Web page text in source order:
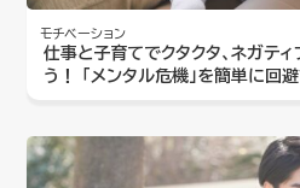
モチベーション
仕事と子育てでクタクタ、ネガテ
う！ 「メンタル危機」を簡単に回